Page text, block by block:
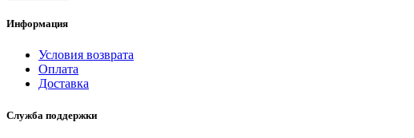
Информация
Условия возврата
Оплата
Доставка
Служба поддержки